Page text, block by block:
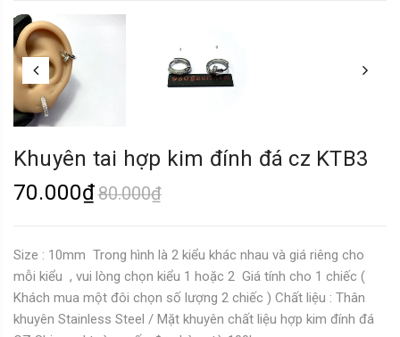
Khuyên tai hợp kim đính đá cz KTB3
70.000₫80.000₫
Size : 10mm Trong hình là 2 kiểu khác nhau và giá riêng cho
mỗi kiểu , vui lòng chọn kiểu 1 hoặc 2 Giá tính cho 1 chiếc (
Khách mua một đôi chọn số lượng 2 chiếc ) Chất liệu : Thân
khuyên Stainless Steel / Mặt khuyên chất liệu hợp kim đính đá